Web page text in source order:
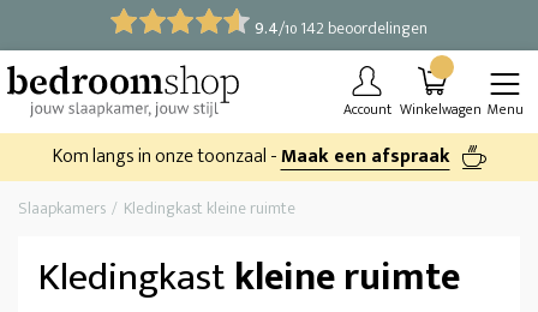
9.4/10 142 beoordelingen
Account Winkelwagen Menu
Kom langs in onze toonzaal -Maak een afspraak
Slaapkamers Kledingkast kleine ruimte
Kledingkastkleine ruimte